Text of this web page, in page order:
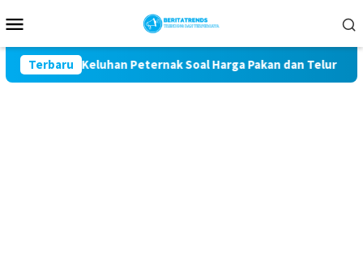
ke
Mobile
Terbaru
Keluhan Peternak Soal Harga Pakan dan Telur TAK